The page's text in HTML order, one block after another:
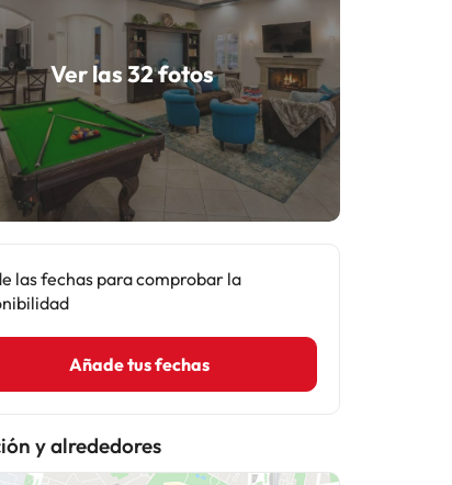
Ver las 32 fotos
las fechas para comprobar la
Añade tus fechas
y alrededores